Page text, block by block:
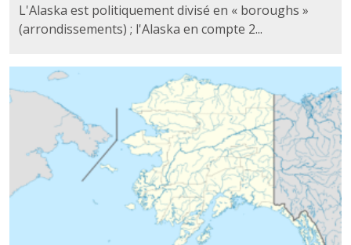
L'Alaska est politiquement divisé en « boroughs »
(arrondissements) ; l'Alaska en compte 2...